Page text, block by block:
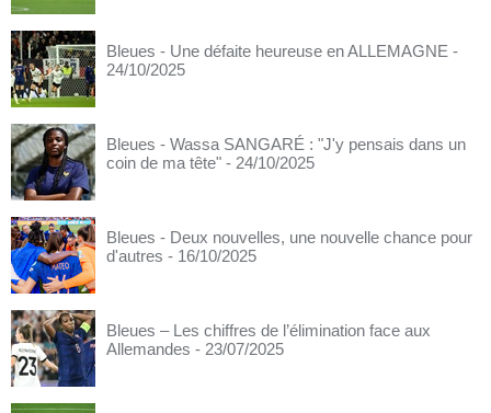
Bleues - Une défaite heureuse en ALLEMAGNE -
24/10/2025
Bleues - Wassa SANGARÉ : "J'y pensais dans un
coin de ma tête" - 24/10/2025
Bleues - Deux nouvelles, une nouvelle chance pour
d'autres - 16/10/2025
Bleues – Les chiffres de l’élimination face aux
Allemandes - 23/07/2025